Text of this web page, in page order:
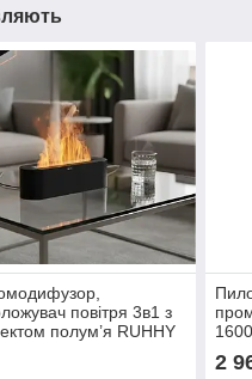
повітря 3в1 з
полум’я RUHHY
2